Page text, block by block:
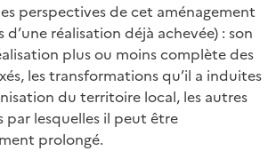
perspectives de cet aménagement
d’une réalisation déjà achevée) : son
plus ou moins complète des
les transformations qu’il a induites
du territoire local, les autres
par lesquelles il peut être
prolongé.